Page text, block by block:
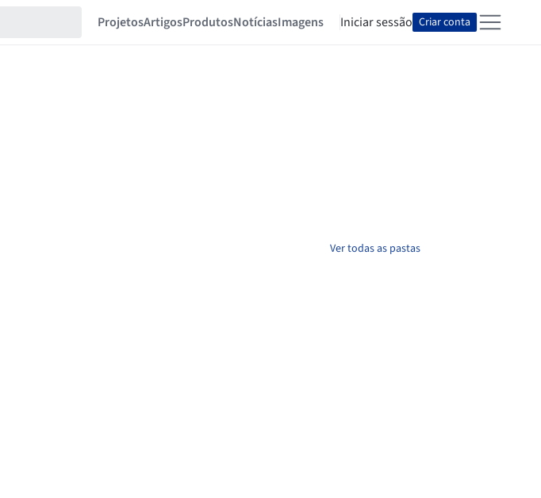
ProjetosArtigosProdutosNotíciasImagens Iniciar sessão Criar conta
Ver todas as pastas